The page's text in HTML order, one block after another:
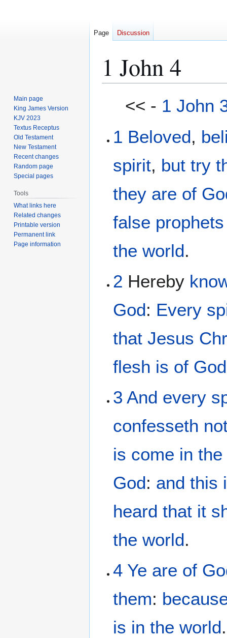
1 John 4
<< - 1 John
1 Beloved,
spirit, but try
they are of
false prophets
the world.
2 Hereby
God: Every
that Jesus
flesh is of God
3 And every
confesseth
is come in the
God: and this
heard that it
the world.
4 Ye are of
them:
is in the world.
Page Discussion
Main page
King James Version
KJV 2023
Textus Receptus
Old Testament
New Testament
Recent changes
Random page
Special pages
Tools
What links here
Related changes
Printable version
Permanent link
Page information